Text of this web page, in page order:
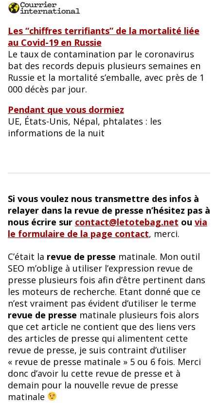
Les “chiffres terrifiants” de la mortalité liée
au Covid-19 en Russie
Le taux de contamination par le coronavirus
bat des records depuis plusieurs semaines en
Russie et la mortalité s’emballe, avec près de 1
000 décès par jour.
Pendant que vous dormiez
UE, États-Unis, Népal, phtalates : les
informations de la nuit
Si vous voulez nous transmettre des infos à
relayer dans la revue de presse n’hésitez pas à
nous écrire sur contact@letotebag.net ou via
le formulaire de la page contact, merci.
C’était la revue de presse matinale. Mon outil
SEO m’oblige à utiliser l’expression revue de
presse plusieurs fois afin d’être pertinent dans
les moteurs de recherche. Etant donné que ce
n’est vraiment pas évident d’utiliser le terme
revue de presse matinale plusieurs fois alors
que cet article ne contient que des liens vers
des articles de presse qui alimentent cette
revue de presse, je suis contraint d’utiliser
« revue de presse matinale » 5 ou 6 fois. Merci
donc d’avoir lu cette revue de presse et à
demain pour la nouvelle revue de presse
matinale